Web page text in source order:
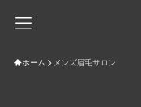
ホーム メンズ眉毛サロン